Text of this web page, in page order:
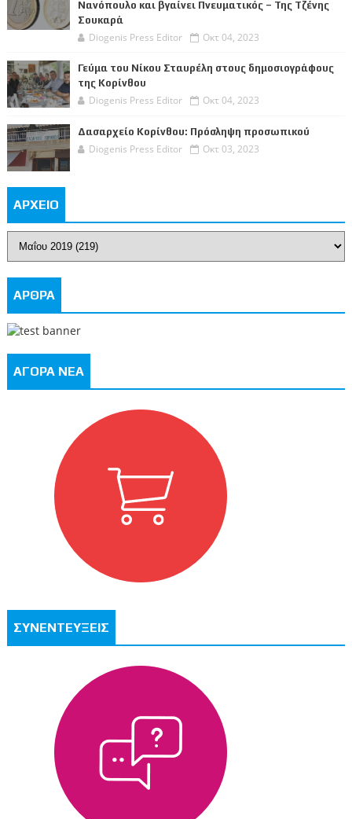
Νανόπουλο και βγαίνει Πνευματικός – Της Τζένης
Σουκαρά
Diogenis Press Editor Οκτ 04, 2023
Γεύμα του Νίκου Σταυρέλη στους δημοσιογράφους
της Κορίνθου
Diogenis Press Editor Οκτ 04, 2023
Δασαρχείο Κορίνθου: Πρόσληψη προσωπικού
Diogenis Press Editor Οκτ 03, 2023
ΑΡΧΕΙΟ
ΑΡΘΡΑ
ΑΓΟΡΑ ΝΕΑ
ΣΥΝΕΝΤΕΥΞΕΙΣ